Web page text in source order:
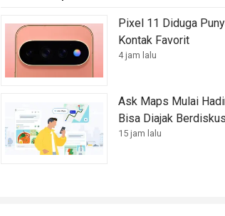
Pixel 11 Diduga
Kontak Favorit
4 jam lalu
Ask Maps Mulai
Bisa Diajak
15 jam lalu